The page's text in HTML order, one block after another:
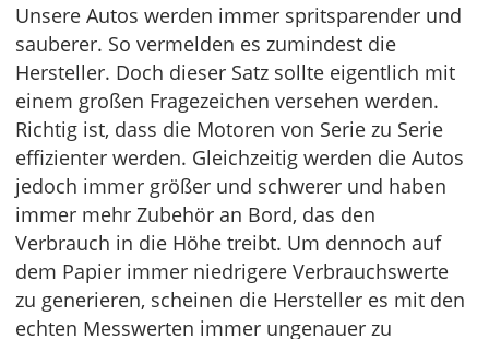
Unsere Autos werden immer spritsparender und
sauberer. So vermelden es zumindest die
Hersteller. Doch dieser Satz sollte eigentlich mit
einem großen Fragezeichen versehen werden.
Richtig ist, dass die Motoren von Serie zu Serie
effizienter werden. Gleichzeitig werden die Autos
jedoch immer größer und schwerer und haben
immer mehr Zubehör an Bord, das den
Verbrauch in die Höhe treibt. Um dennoch auf
dem Papier immer niedrigere Verbrauchswerte
zu generieren, scheinen die Hersteller es mit den
echten Messwerten immer ungenauer zu